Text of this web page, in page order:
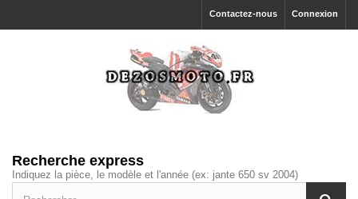
Connexion
Contactez-nous
Recherche express
Indiquez la pièce, le modèle et l'année (ex: jante 650 sv 2004)